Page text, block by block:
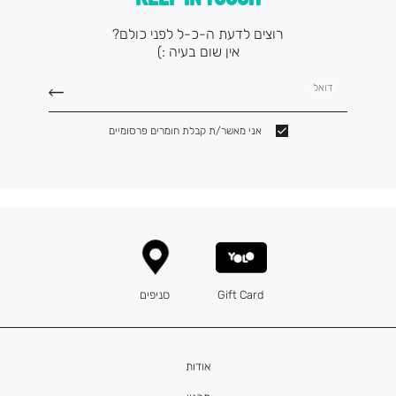
רוצים לדעת ה-כ-ל לפני כולם?
אין שום בעיה :)
דואל
אני מאשר/ת קבלת חומרים פרסומיים
אודות
Gift Card סניפים